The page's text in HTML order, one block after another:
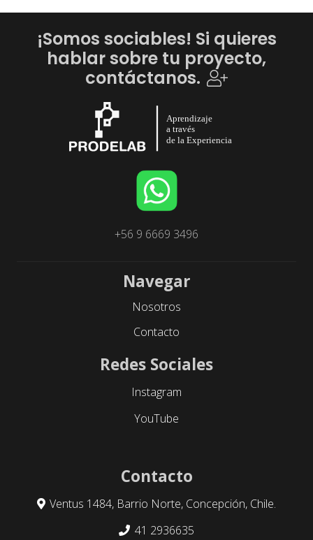
$57.150.$33.105.
era:
$32.290.
es:
$27.990.
¡Somos sociables! Si quieres
hablar sobre tu proyecto,
contáctanos.
+56 9 6669 3496
Navegar
Nosotros
Contacto
Redes Sociales
Instagram
YouTube
Contacto
Ventus 1484, Barrio Norte, Concepción, Chile.
41 2936635